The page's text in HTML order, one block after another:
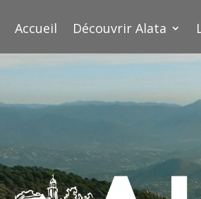
Accueil Découvrir Alata